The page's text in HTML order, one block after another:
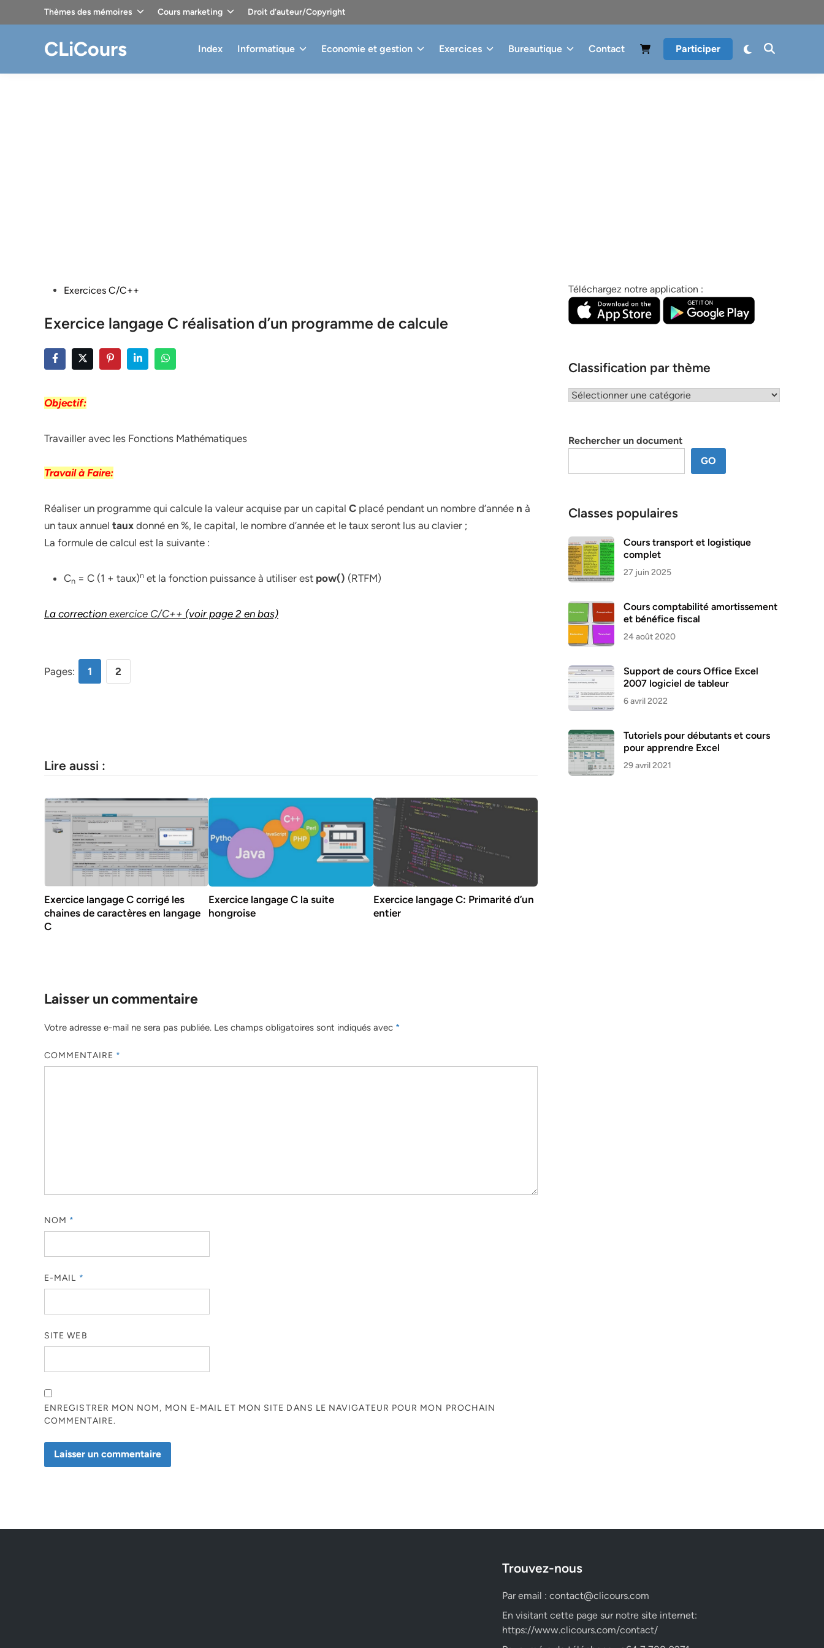
Thèmes des mémoires Cours marketing Droit d’auteur/Copyright
CLiCours Index Informatique Economie et gestion Exercices Bureautique Contact Participer
PostedExercices C/C++
Exercice langage C réalisation d’un programme de calcule
Objectif:
Travailler avec les Fonctions Mathématiques
Travail à Faire:
Réaliser un programme qui calcule la valeur acquise par un capital C placé pendant un nombre d’année n à
un taux annuel taux donné en %, le capital, le nombre d’année et le taux seront lus au clavier ;
La formule de calcul est la suivante :
Cn = C (1 + taux)n et la fonction puissance à utiliser est pow() (RTFM)
La correction exercice C/C++ (voir page 2 en bas)
Pages: 1 2
Lire aussi :
Exercice langage C corrigé les
chaines de caractères en langage
C
Exercice langage C la suite
hongroise
Exercice langage C: Primarité d’un
entier
Laisser un commentaire
Votre adresse e-mail ne sera pas publiée. Les champs obligatoires sont indiqués avec *
COMMENTAIRE *
NOM *
E-MAIL *
SITE WEB
ENREGISTRER MON NOM, MON E-MAIL ET MON SITE DANS LE NAVIGATEUR POUR MON PROCHAIN
COMMENTAIRE.
Téléchargez notre application :
Classification par thème
Classification
Rechercher un document
GO
Classes populaires
Cours transport et logistique
complet
27 juin 2025
Cours comptabilité amortissement
et bénéfice fiscal
24 août 2020
Support de cours Office Excel
2007 logiciel de tableur
6 avril 2022
Tutoriels pour débutants et cours
pour apprendre Excel
29 avril 2021
Trouvez-nous
Par email : contact@clicours.com
En visitant cette page sur notre site internet:
https://www.clicours.com/contact/